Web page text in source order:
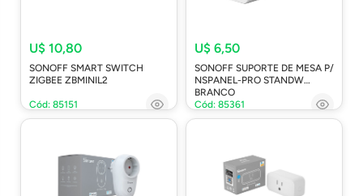
U$ 10,80
SONOFF SMART SWITCH
ZIGBEE ZBMINIL2
Cód: 85151
U$ 6,50
SONOFF SUPORTE DE MESA P/
NSPANEL-PRO STANDW
BRANCO
Cód: 85361